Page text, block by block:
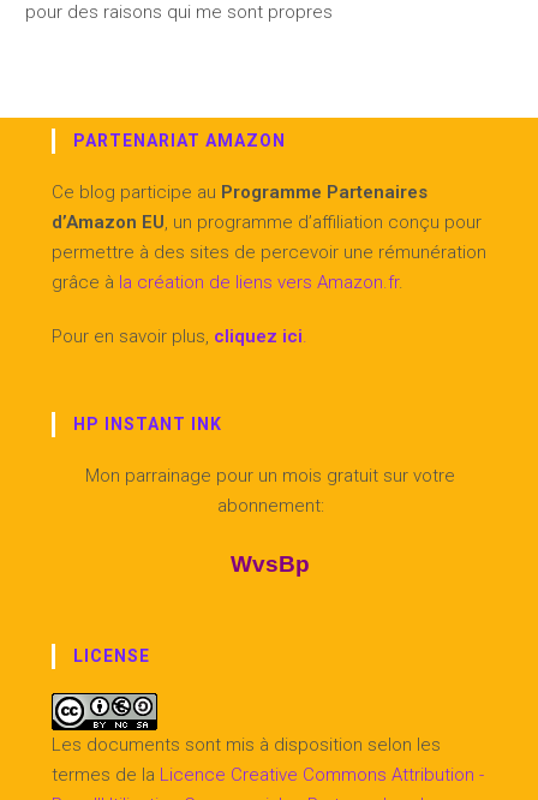
pour des raisons qui me sont propres
PARTENARIAT AMAZON
Ce blog participe au Programme Partenaires
d’Amazon EU, un programme d’affiliation conçu pour
permettre à des sites de percevoir une rémunération
grâce à la création de liens vers Amazon.fr.
Pour en savoir plus, cliquez ici.
HP INSTANT INK
Mon parrainage pour un mois gratuit sur votre
abonnement:
WvsBp
LICENSE
Les documents sont mis à disposition selon les
termes de la Licence Creative Commons Attribution -